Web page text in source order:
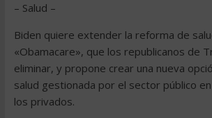
– Salud –
Biden quiere extender la reforma de
«Obamacare», que los republicanos de
eliminar, y propone crear una nueva
salud gestionada por el sector público
los privados.